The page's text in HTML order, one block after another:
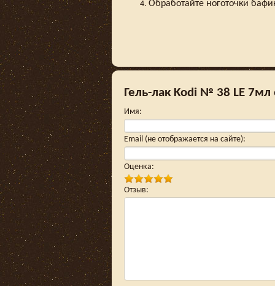
Обработайте ноготочки
Гель-лак Kodi № 38 LE
Имя:
Email (не отображается на сайте):
Оценка:
Отзыв: